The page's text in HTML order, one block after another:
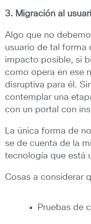
3. Migración al
Algo que no
usuario de tal forma
impacto posible, si
como opera en ese
disruptiva para él.
contemplar una
con un portal con
La única forma de
se de cuenta de la
tecnología que está
Cosas a considerar
Pruebas de